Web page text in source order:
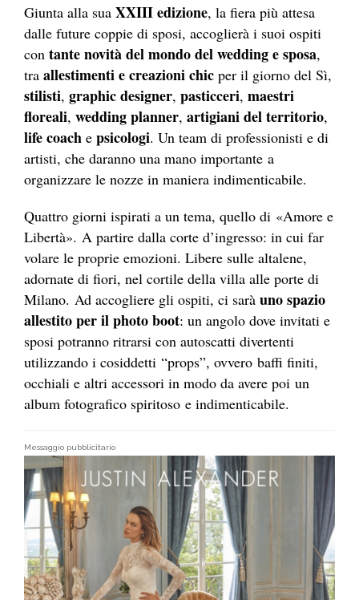
Giunta alla sua XXIII edizione, la fiera più attesa
dalle future coppie di sposi, accoglierà i suoi ospiti
con tante novità del mondo del wedding e sposa,
tra allestimenti e creazioni chic per il giorno del Sì,
stilisti, graphic designer, pasticceri, maestri
floreali, wedding planner, artigiani del territorio,
life coach e psicologi. Un team di professionisti e di
artisti, che daranno una mano importante a
organizzare le nozze in maniera indimenticabile.
Quattro giorni ispirati a un tema, quello di «Amore e
Libertà». A partire dalla corte d’ingresso: in cui far
volare le proprie emozioni. Libere sulle altalene,
adornate di fiori, nel cortile della villa alle porte di
Milano. Ad accogliere gli ospiti, ci sarà uno spazio
allestito per il photo boot: un angolo dove invitati e
sposi potranno ritrarsi con autoscatti divertenti
utilizzando i cosiddetti “props”, ovvero baffi finiti,
occhiali e altri accessori in modo da avere poi un
album fotografico spiritoso e indimenticabile.
Messaggio pubblicitario